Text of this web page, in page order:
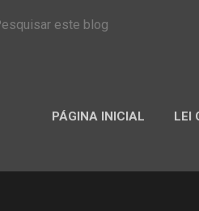
PÁGINA INICIAL LEI